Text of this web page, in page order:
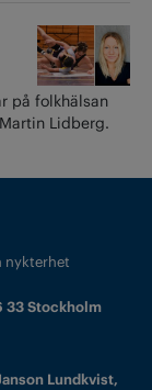
på folkhälsan
Lidberg.
nykterhet
33 Stockholm
Lundkvist,